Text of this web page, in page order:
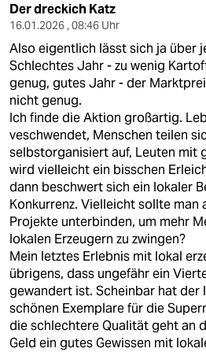
Der dreckich Katz
16.01.2026 , 08:46 Uhr
Also eigentlich lässt sich ja über
Schlechtes Jahr - zu wenig
genug, gutes Jahr - der
nicht genug.
Ich finde die Aktion großartig.
veschwendet, Menschen teilen
selbstorganisiert auf, Leuten mit
wird vielleicht ein bisschen
dann beschwert sich ein lokaler
Konkurrenz. Vielleicht sollte man
Projekte unterbinden, um mehr
lokalen Erzeugern zu zwingen?
Mein letztes Erlebnis mit lokal
übrigens, dass ungefähr ein
gewandert ist. Scheinbar hat der
schönen Exemplare für die
die schlechtere Qualität geht an
Geld ein gutes Gewissen mit